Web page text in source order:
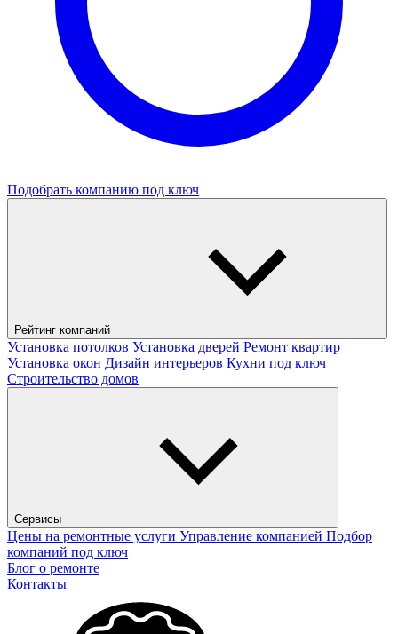
Подобрать компанию под ключ
Рейтинг компаний
Установка потолков Установка дверей Ремонт квартир
Установка окон Дизайн интерьеров Кухни под ключ
Строительство домов
Сервисы
Цены на ремонтные услуги Управление компанией Подбор
компаний под ключ
Блог о ремонте
Контакты